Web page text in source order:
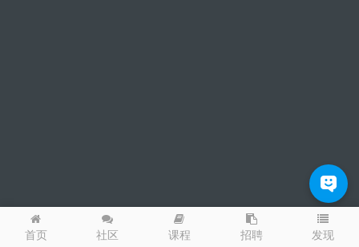
首页 社区 课程 招聘 发现